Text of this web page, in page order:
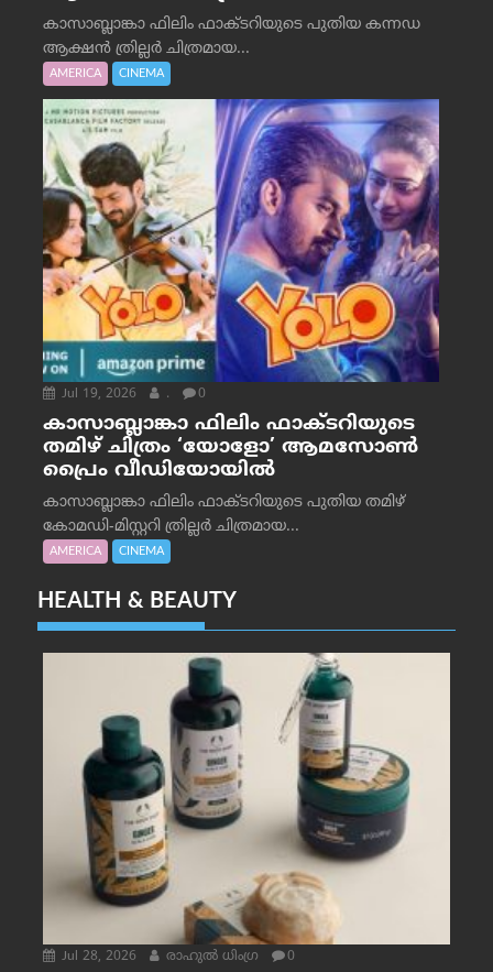
കാസാബ്ലാങ്കാ ഫിലിം ഫാക്ടറിയുടെ പുതിയ കന്നഡ
ആക്ഷൻ ത്രില്ലർ ചിത്രമായ...
AMERICA CINEMA
Jul 19, 2026 . 0
കാസാബ്ലാങ്കാ ഫിലിം ഫാക്ടറിയുടെ
തമിഴ് ചിത്രം ‘യോളോ’ ആമസോൺ
പ്രൈം വീഡിയോയിൽ
കാസാബ്ലാങ്കാ ഫിലിം ഫാക്ടറിയുടെ പുതിയ തമിഴ്
കോമഡി-മിസ്റ്ററി ത്രില്ലർ ചിത്രമായ...
AMERICA CINEMA
HEALTH & BEAUTY
Jul 28, 2026 രാഹുല്‍ ധിംഗ്ര 0